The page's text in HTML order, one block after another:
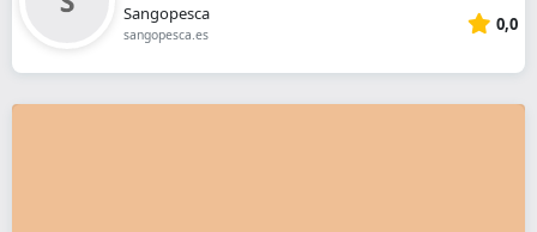
Sangopesca
sangopesca.es 0,0